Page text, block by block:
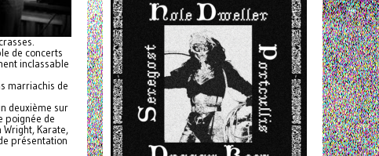
de concerts
inclassable
marriachis de
deuxième sur
poignée de
Karate,
présentation